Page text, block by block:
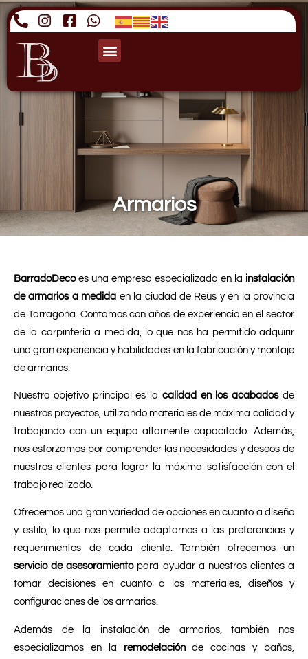
Armarios
BarradoDecoes una empresa especializada en la instalación
de armarios a medida en la ciudad de Reus y en la provincia
de Tarragona. Contamos con años de experiencia en el sector
de la carpintería a medida, lo que nos ha permitido adquirir
una gran experiencia y habilidades en la fabricación y montaje
de armarios.
Nuestro objetivo principal es la calidad en los acabadosde
nuestros proyectos, utilizando materiales de máxima calidad y
trabajando con un equipo altamente capacitado. Además,
nos esforzamos por comprender las necesidades y deseos de
nuestros clientes para lograr la máxima satisfacción con el
trabajo realizado.
Ofrecemos una gran variedad de opciones en cuanto a diseño
y estilo, lo que nos permite adaptarnos a las preferencias y
requerimientos de cada cliente. También ofrecemos un
servicio de asesoramientopara ayudar a nuestros clientes a
tomar decisiones en cuanto a los materiales, diseños y
configuraciones de los armarios.
Además de la instalación de armarios, también nos
especializamos en la remodelaciónde cocinas y baños,